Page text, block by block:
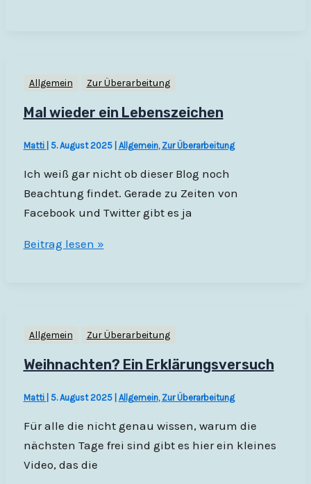
Allgemein Zur Überarbeitung
Mal wieder ein Lebenszeichen
Matti 5. August 2025 Allgemein, Zur Überarbeitung
Ich weiß gar nicht ob dieser Blog noch
Beachtung findet. Gerade zu Zeiten von
Facebook und Twitter gibt es ja
Mal
Beitrag lesen »
Allgemein Zur Überarbeitung
Weihnachten? Ein Erklärungsversuch
Matti 5. August 2025 Allgemein, Zur Überarbeitung
Für alle die nicht genau wissen, warum die
nächsten Tage frei sind gibt es hier ein kleines
Video, das die